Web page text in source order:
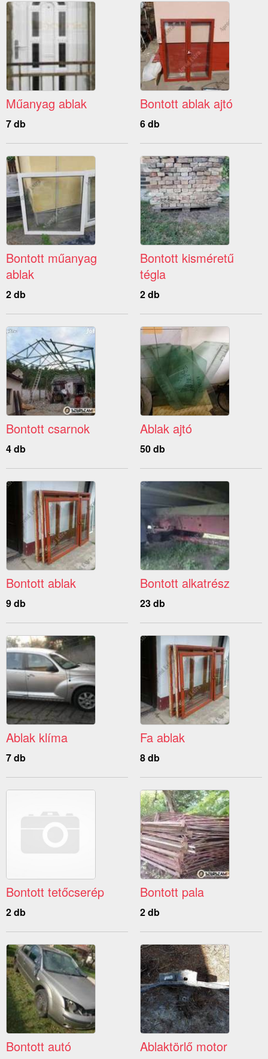
Műanyag ablak
7 db
Bontott ablak ajtó
6 db
Bontott műanyag
ablak
2 db
Bontott kisméretű
tégla
2 db
Bontott csarnok
4 db
Ablak ajtó
50 db
Bontott ablak
9 db
Bontott alkatrész
23 db
Ablak klíma
7 db
Fa ablak
8 db
Bontott tetőcserép
2 db
Bontott pala
2 db
Bontott autó Ablaktörlő motor